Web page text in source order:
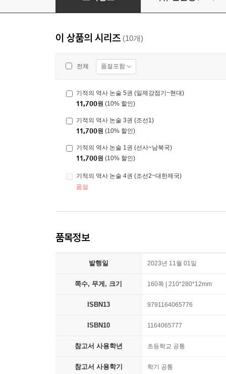
이 상품의 시리즈 (10개)
전체 품절포함
기적의 역사 논술 5권 (일제강점기~현대)
11,700원 (10% 할인)
기적의 역사 논술 3권 (조선1)
11,700원 (10% 할인)
기적의 역사 논술 1권 (선사~남북국)
11,700원 (10% 할인)
기적의 역사 논술 4권 (조선2~대한제국)
품절
품목정보
발행일 2023년 11월 01일
쪽수, 무게, 크기 160쪽 | 210*280*12mm
ISBN13 9791164065776
ISBN10 1164065777
참고서 사용학년 초등학교 공통
참고서 사용학기 학기 공통